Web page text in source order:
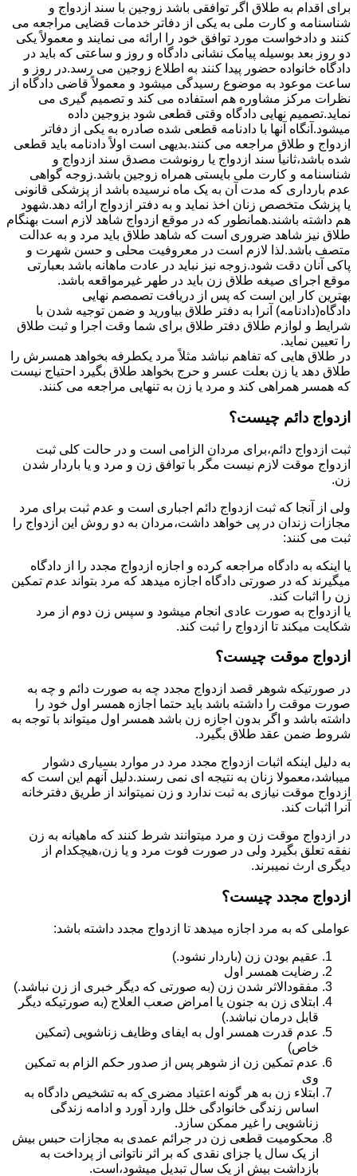
برای اقدام به طلاق اگر توافقی باشد زوجین با سند ازدواج و
شناسنامه و کارت ملی به یکی از دفاتر خدمات قضایی مراجعه می
کنند و دادخواست مورد توافق خود را ارائه می نمایند و معمولاً یکی
دو روز بعد بوسیله پیامک نشانی دادگاه و روز و ساعتی که باید در
دادگاه خانواده حضور پیدا کنند به اطلاع زوجین می رسد.در روز و
ساعت موعود به موضوع رسیدگی میشود و معمولاً قاضی دادگاه از
نظرات مرکز مشاوره هم استفاده می کند و تصمیم گیری می
نماید.تصمیم نهایی دادگاه وقتی قطعی شود بزوجین داده
میشود.آنگاه آنها با دادنامه قطعی شده صادره به یکی از دفاتر
ازدواج و طلاق مراجعه می کنند.بدیهی است اولاً دادنامه باید قطعی
شده باشد،ثانیاً سند ازدواج یا رونوشت مصدق سند ازدواج و
شناسنامه و کارت ملی بایستی همراه زوجین باشد.زوجه گواهی
عدم بارداری که مدت آن به یک ماه نرسیده باشد از پزشکی قانونی
یا پزشک متخصص زنان اخذ نماید و به دفتر ازدواج ارائه دهد.شهود
هم داشته باشند.همانطور که در موقع ازدواج شاهد لازم است بهنگام
طلاق نیز شاهد ضروری است که شاهد طلاق باید مرد و به عدالت
متصف باشد.لذا لازم است در معروفیت محلی و حسن شهرت و
پاکی آنان دقت شود.زوجه نیز نباید در عادت ماهانه باشد بعبارتی
موقع اجرای صیغه طلاق زن باید در طهر غیرمواقعه باشد.
بهترین کار این است که پس از دریافت تصمصم نهایی
دادگاه(دادنامه) آنرا به دفتر طلاق بیاورید و ضمن توجیه شدن با
شرایط و لوازم طلاق دفتر طلاق برای شما وقت اجرا و ثبت طلاق
را تعیین نماید.
در طلاق هایی که تفاهم نباشد مثلاً مرد یکطرفه بخواهد همسرش را
طلاق دهد یا زن بعلت عسر و حرج بخواهد طلاق بگیرد احتیاج نیست
که همسر همراهی کند و مرد یا زن به تنهایی مراجعه می کنند.
ازدواج دائم چیست؟
ثبت ازدواج دائم،برای مردان الزامی است و در حالت کلی ثبت
ازدواج موقت لازم نیست مگر با توافق زن و مرد و یا باردار شدن
زن.
ولی از آنجا که ثبت ازدواج دائم اجباری است و عدم ثبت برای مرد
مجازات زندان در پی خواهد داشت،مردان به دو روش این ازدواج را
ثبت می کنند:
یا اینکه به دادگاه مراجعه کرده و اجازه ازدواج مجدد را از دادگاه
میگیرند که در صورتی دادگاه اجازه میدهد که مرد بتواند عدم تمکین
زن را اثبات کند.
یا ازدواج به صورت عادی انجام میشود و سپس زن دوم از مرد
شکایت میکند تا ازدواج را ثبت کند.
ازدواج موقت چیست؟
در صورتیکه شوهر قصد ازدواج مجدد چه به صورت دائم و چه به
صورت موقت را داشته باشد باید حتما اجازه همسر اول خود را
داشته باشد و اگر بدون اجازه زن باشد همسر اول میتواند با توجه به
شروط ضمن عقد طلاق بگیرد.
به دلیل اینکه اثبات ازدواج مجدد مرد در موارد بسیاری دشوار
میباشد،معمولا زنان به نتیجه ای نمی رسند.دلیل آنهم این است که
ازدواج موقت نیازی به ثبت ندارد و زن نمیتواند از طریق دفترخانه
آنرا اثبات کند.
در ازدواج موقت زن و مرد میتوانند شرط کنند که ماهیانه به زن
نفقه تعلق بگیرد ولی در صورت فوت مرد و یا زن،هیچکدام از
دیگری ارث نمیبرند.
ازدواج مجدد چیست؟
عواملی که به مرد اجازه میدهد تا ازدواج مجدد داشته باشد:
عقیم بودن زن (باردار نشود.)
رضایت همسر اول
مفقودالاثر شدن زن (به صورتی که دیگر خبری از زن نباشد.)
ابتلای زن به جنون یا امراض صعب العلاج (به صورتیکه دیگر
قابل درمان نباشد.)
عدم قدرت همسر اول به ایفای وظایف زناشویی (تمکین
خاص)
عدم تمکین زن از شوهر پس از صدور حکم الزام به تمکین
وی
ابتلاء زن به هر گونه اعتیاد مضری که به تشخیص دادگاه به
اساس زندگی خانوادگی خلل وارد آورد و ادامه زندگی
زناشویی را غیر ممکن سازد.
محکومیت قطعی زن در جرائم عمدی به مجازات حبس بیش
از یک سال یا جزای نقدی که بر اثر ناتوانی از پرداخت به
بازداشت بیش از یک سال تبدیل می‎شود،است.